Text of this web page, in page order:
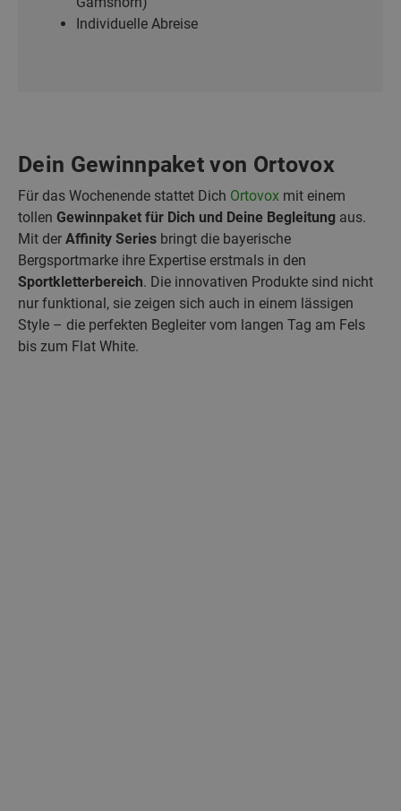
Individuelle Abreise
Dein Gewinnpaket von Ortovox
Für das Wochenende stattet Dich Ortovox mit einem
tollen Gewinnpaket für Dich und Deine Begleitung aus.
Mit der Affinity Series bringt die bayerische
Bergsportmarke ihre Expertise erstmals in den
Sportkletterbereich. Die innovativen Produkte sind nicht
nur funktional, sie zeigen sich auch in einem lässigen
Style – die perfekten Begleiter vom langen Tag am Fels
bis zum Flat White.